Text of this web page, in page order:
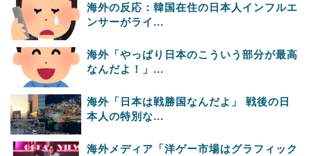
海外の反応：韓国在住の日本人インフルエ
ンサーがライ...
海外「やっぱり日本のこういう部分が最高
なんだよ！」...
海外「日本は戦勝国なんだよ」 戦後の日
本人の特別な...
海外メディア「洋ゲー市場はグラフィック